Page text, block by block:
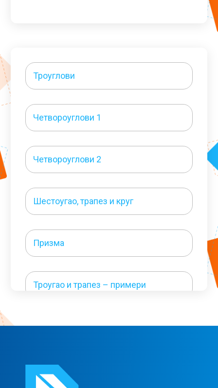
Троуглови
Четвороуглови 1
Четвороуглови 2
Шестоугао, трапез и круг
Призма
Троугао и трапез – примери
Четвороуглови – примери 1
Четвороуглови – примери 2